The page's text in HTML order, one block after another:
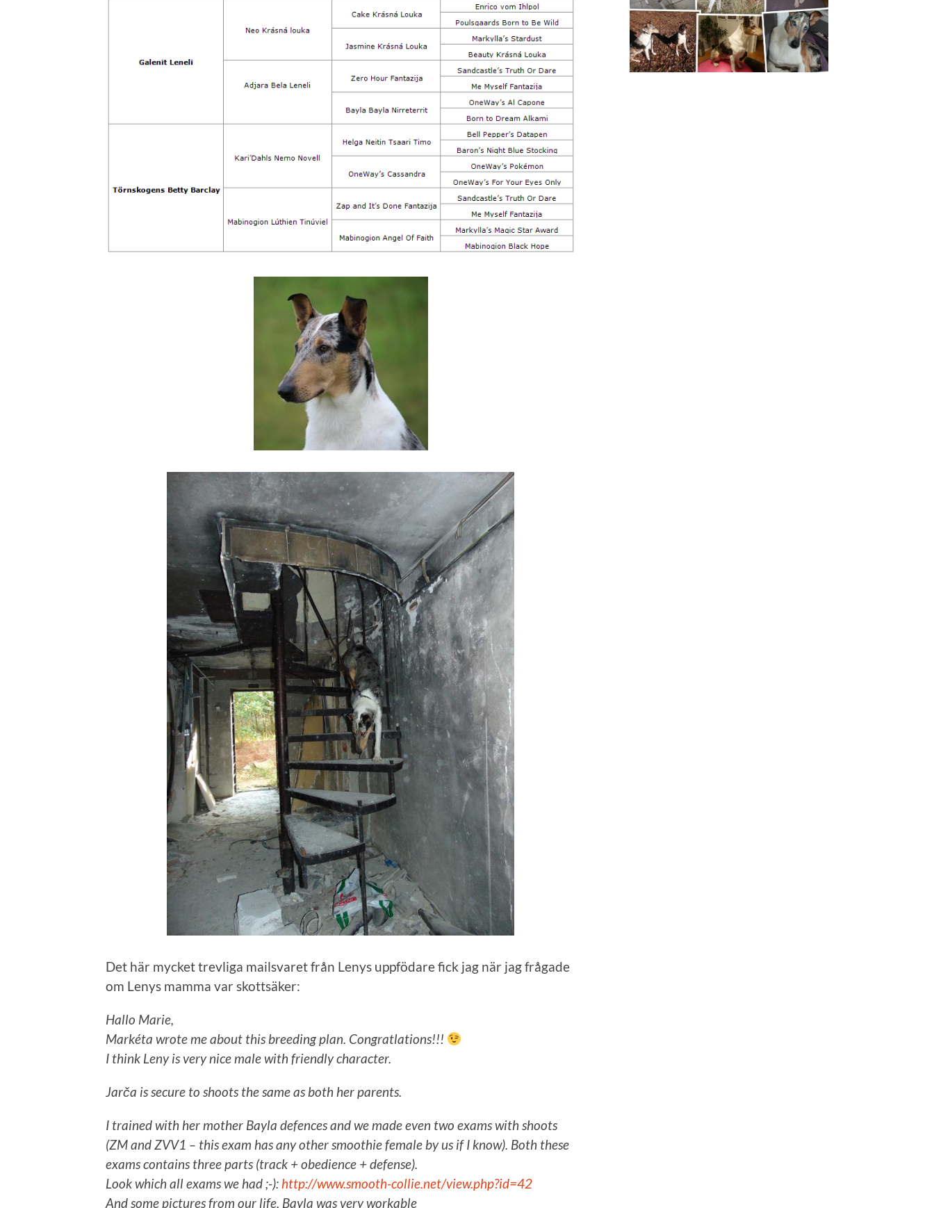
Det här mycket trevliga mailsvaret från Lenys uppfödare fick jag när jag frågade
om Lenys mamma var skottsäker:
Hallo Marie,
Markéta wrote me about this breeding plan. Congratlations!!!
I think Leny is very nice male with friendly character.
Jarča is secure to shoots the same as both her parents.
I trained with her mother Bayla defences and we made even two exams with shoots
(ZM and ZVV1 – this exam has any other smoothie female by us if I know). Both these
exams contains three parts (track + obedience + defense).
Look which all exams we had ;-): http://www.smooth-collie.net/view.php?id=42
And some pictures from our life, Bayla was very workable